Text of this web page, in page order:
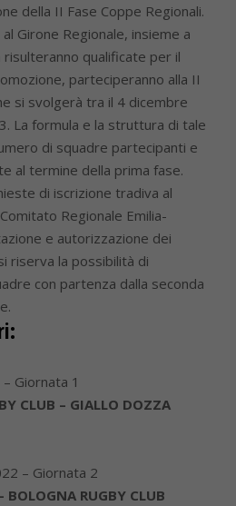
della II Fase Coppe Regionali.
Girone Regionale, insieme a
qualificate per il
parteciperanno alla II
si svolgerà tra il 4 dicembre
La formula e la struttura di tale
di squadre partecipanti e
al termine della prima fase.
di iscrizione tradiva al
Regionale Emilia-
e autorizzazione dei
riserva la possibilità di
con partenza dalla seconda
Giornata 1
CLUB – GIALLO DOZZA
– Giornata 2
RUGBY CLUB